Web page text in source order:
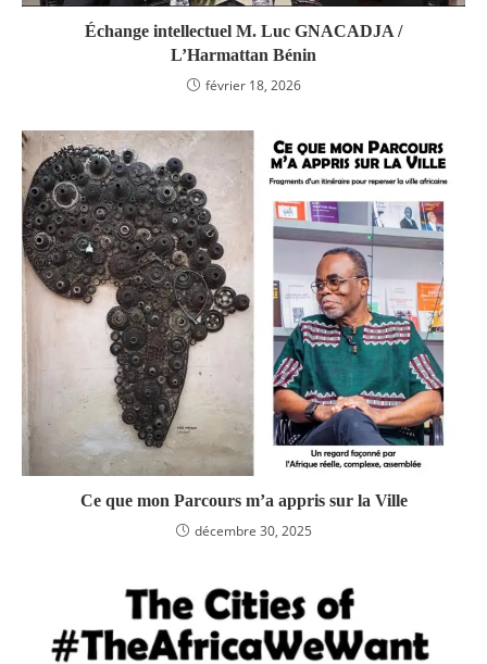
Échange intellectuel M. Luc GNACADJA /
L’Harmattan Bénin
février 18, 2026
Ce que mon Parcours m’a appris sur la Ville
décembre 30, 2025